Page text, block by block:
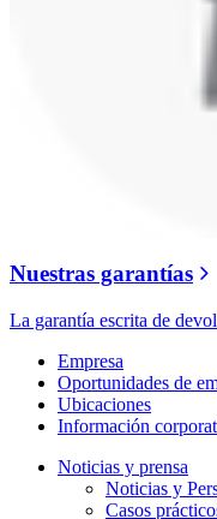
Nuestras garantías
La garantía escrita de
Empresa
Oportunidades de
Ubicaciones
Información
Noticias y prensa
Noticias y
Casos